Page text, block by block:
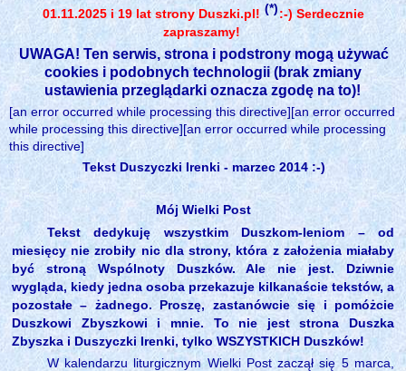
01.11.2025 i 19 lat strony Duszki.pl! (*):-) Serdecznie
zapraszamy!
UWAGA! Ten serwis, strona i podstrony mogą używać
cookies i podobnych technologii (brak zmiany
ustawienia przeglądarki oznacza zgodę na to)!
[an error occurred while processing this directive][an error occurred
while processing this directive][an error occurred while processing
this directive]
Tekst Duszyczki Irenki - marzec 2014 :-)
Mój Wielki Post
Tekst dedykuję wszystkim Duszkom-leniom – od
miesięcy nie zrobiły nic dla strony, która z założenia miałaby
być stroną Wspólnoty Duszków. Ale nie jest. Dziwnie
wygląda, kiedy jedna osoba przekazuje kilkanaście tekstów, a
pozostałe – żadnego. Proszę, zastanówcie się i pomóżcie
Duszkowi Zbyszkowi i mnie. To nie jest strona Duszka
Zbyszka i Duszyczki Irenki, tylko WSZYSTKICH Duszków!
W kalendarzu liturgicznym Wielki Post zaczął się 5 marca,